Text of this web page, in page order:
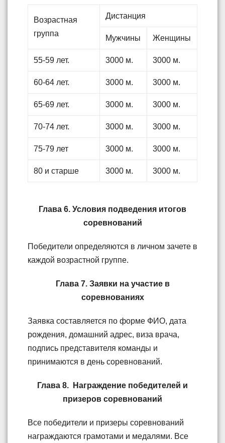
Возрастная
группа
Дистанция
Мужчины Женщины
55-59 лет. 3000 м. 3000 м.
60-64 лет. 3000 м. 3000 м.
65-69 лет. 3000 м. 3000 м.
70-74 лет. 3000 м. 3000 м.
75-79 лет 3000 м. 3000 м.
80 и старше 3000 м. 3000 м.
Глава 6. Условия подведения итогов
соревнований
Победители определяются в личном зачете в
каждой возрастной группе.
Глава 7. Заявки на участие в
соревнованиях
Заявка составляется по форме ФИО, дата
рождения, домашний адрес, виза врача,
подпись представителя команды и
принимаются в день соревнований.
Глава 8. Награждение победителей и
призеров соревнований
Все победители и призеры соревнований
награждаются грамотами и медалями. Все